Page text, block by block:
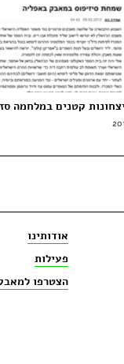
קטנים במלחמה
אודותינו
פעילות
הצטרפו